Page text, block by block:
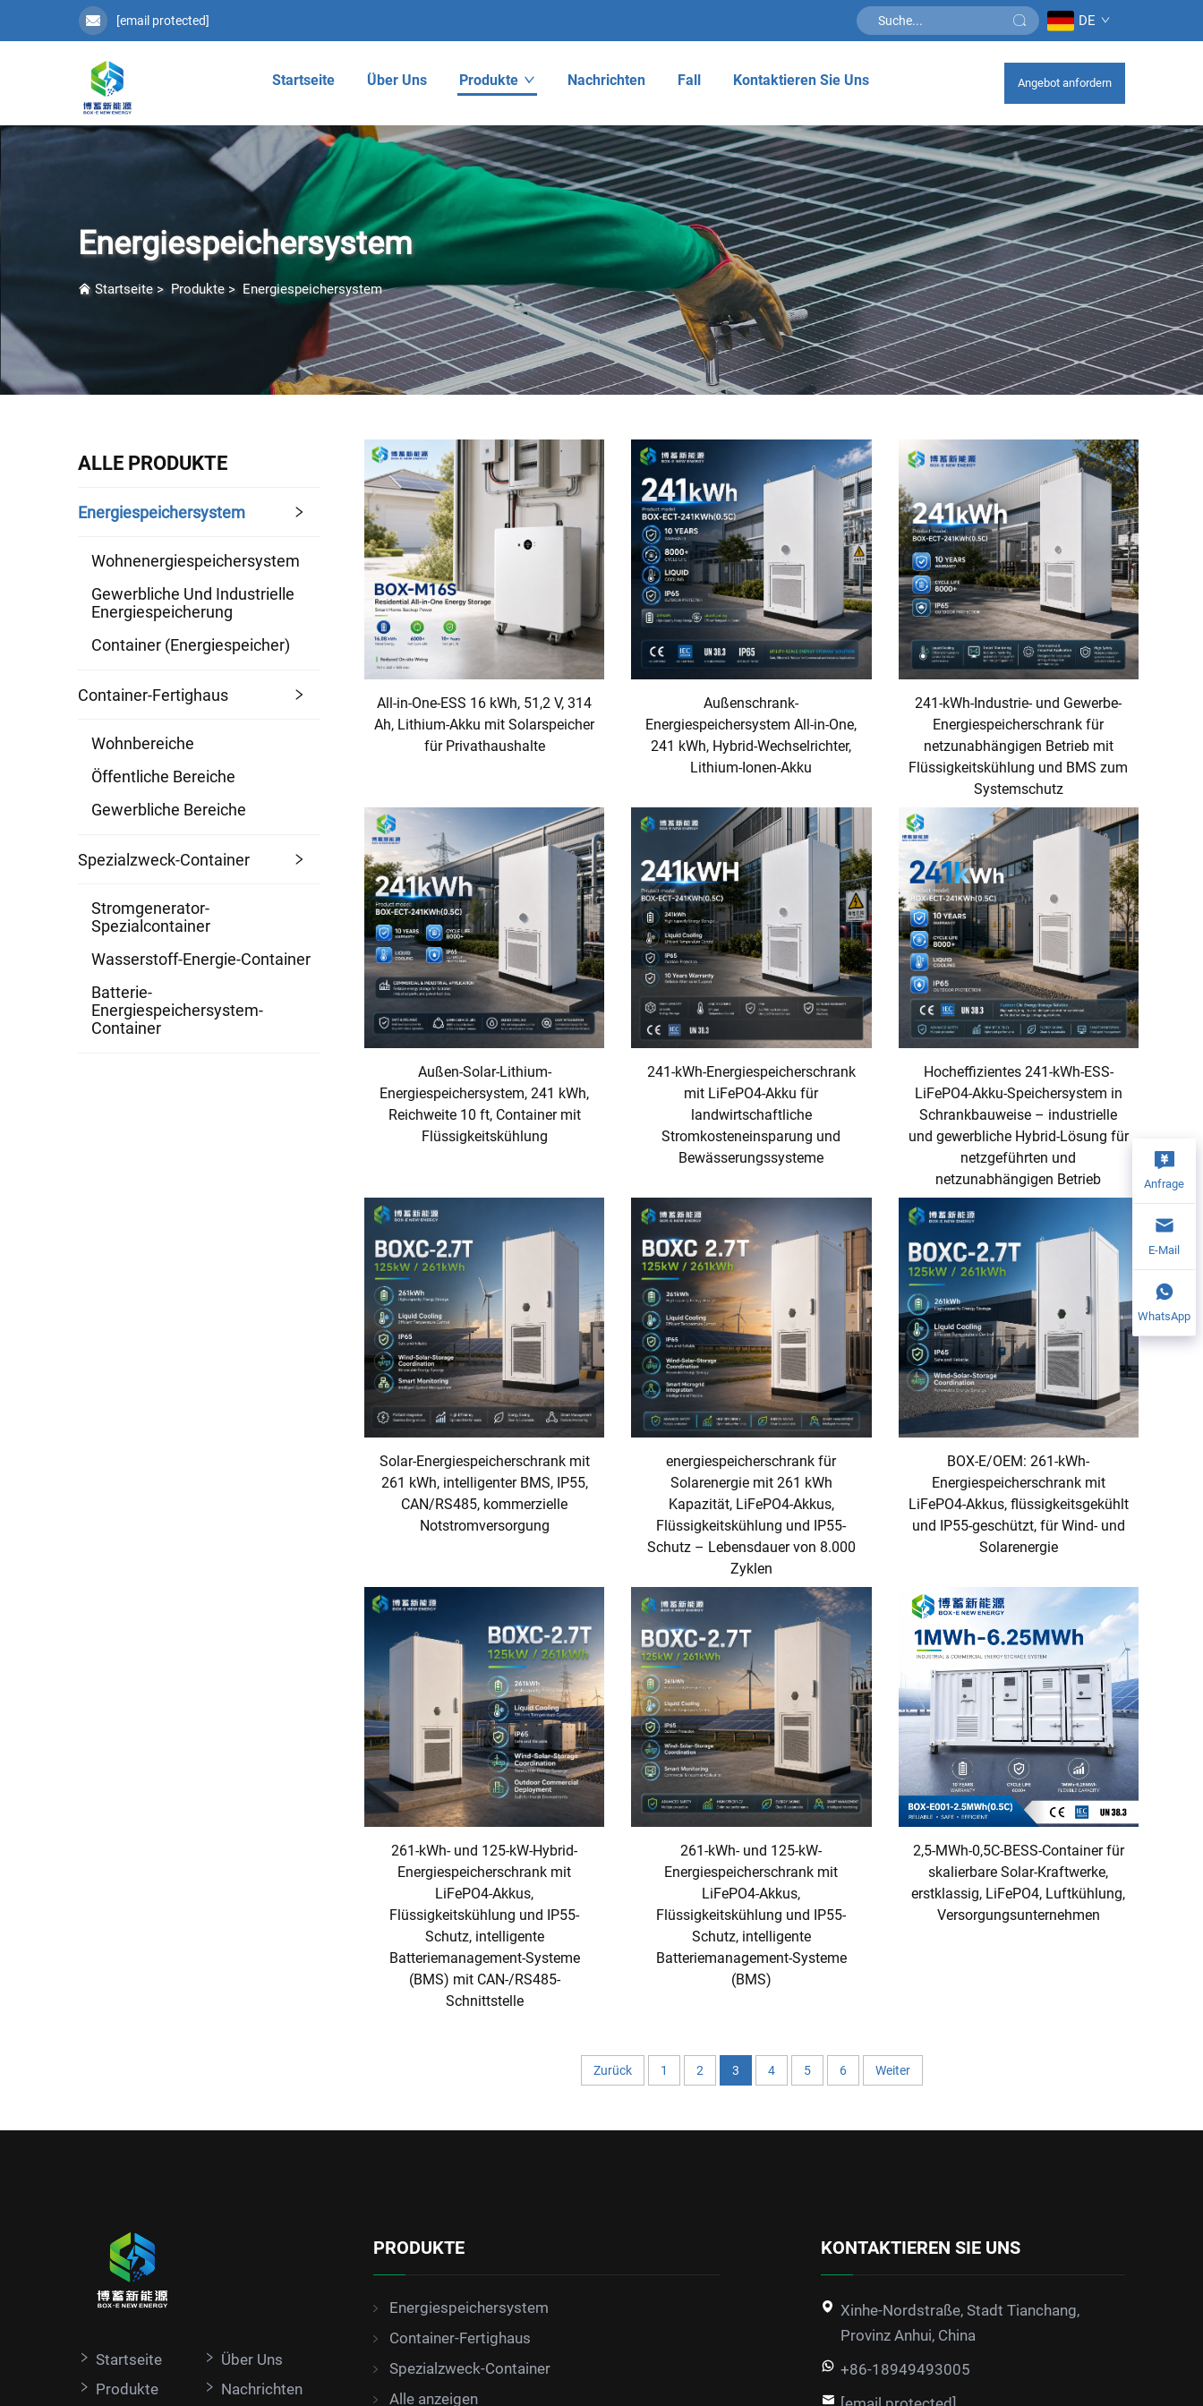
[email protected] DE
Startseite Über Uns Produkte Nachrichten Fall Kontaktieren Sie Uns Angebot anfordern
Energiespeichersystem
Startseite> Produkte > Energiespeichersystem
ALLE PRODUKTE
Energiespeichersystem
Wohnenergiespeichersystem
Gewerbliche Und Industrielle
Energiespeicherung
Container (Energiespeicher)
Container-Fertighaus
Wohnbereiche
Öffentliche Bereiche
Gewerbliche Bereiche
Spezialzweck-Container
Stromgenerator-
Spezialcontainer
Wasserstoff-Energie-Container
Batterie-
Energiespeichersystem-
Container
All-in-One-ESS 16 kWh, 51,2 V, 314
Ah, Lithium-Akku mit Solarspeicher
für Privathaushalte
Außenschrank-
Energiespeichersystem All-in-One,
241 kWh, Hybrid-Wechselrichter,
Lithium-Ionen-Akku
241-kWh-Industrie- und Gewerbe-
Energiespeicherschrank für
netzunabhängigen Betrieb mit
Flüssigkeitskühlung und BMS zum
Systemschutz
Außen-Solar-Lithium-
Energiespeichersystem, 241 kWh,
Reichweite 10 ft, Container mit
Flüssigkeitskühlung
241-kWh-Energiespeicherschrank
mit LiFePO4-Akku für
landwirtschaftliche
Stromkosteneinsparung und
Bewässerungssysteme
Hocheffizientes 241-kWh-ESS-
LiFePO4-Akku-Speichersystem in
Schrankbauweise – industrielle
und gewerbliche Hybrid-Lösung für
netzgeführten und
netzunabhängigen Betrieb
Solar-Energiespeicherschrank mit
261 kWh, intelligenter BMS, IP55,
CAN/RS485, kommerzielle
Notstromversorgung
energiespeicherschrank für
Solarenergie mit 261 kWh
Kapazität, LiFePO4-Akkus,
Flüssigkeitskühlung und IP55-
Schutz – Lebensdauer von 8.000
Zyklen
BOX-E/OEM: 261-kWh-
Energiespeicherschrank mit
LiFePO4-Akkus, flüssigkeitsgekühlt
und IP55-geschützt, für Wind- und
Solarenergie
261-kWh- und 125-kW-Hybrid-
Energiespeicherschrank mit
LiFePO4-Akkus,
Flüssigkeitskühlung und IP55-
Schutz, intelligente
Batteriemanagement-Systeme
(BMS) mit CAN-/RS485-
Schnittstelle
261-kWh- und 125-kW-
Energiespeicherschrank mit
LiFePO4-Akkus,
Flüssigkeitskühlung und IP55-
Schutz, intelligente
Batteriemanagement-Systeme
(BMS)
2,5-MWh-0,5C-BESS-Container für
skalierbare Solar-Kraftwerke,
erstklassig, LiFePO4, Luftkühlung,
Versorgungsunternehmen
Zurück 1 2 3 4 5 6 Weiter
Anfrage
E-Mail
WhatsApp
Startseite
Über Uns
Produkte
Nachrichten
PRODUKTE
Energiespeichersystem
Container-Fertighaus
Spezialzweck-Container
Alle anzeigen
KONTAKTIEREN SIE UNS
Xinhe-Nordstraße, Stadt Tianchang,
Provinz Anhui, China
+86-18949493005